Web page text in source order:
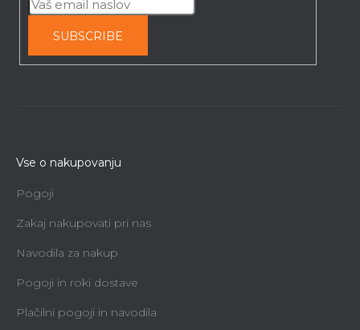
SUBSCRIBE
Vse o nakupovanju
Pogoji
Zakaj nakupovati pri nas
Navodila za nakup
Pogoji in roki dostave
Plačilni pogoji in navodila